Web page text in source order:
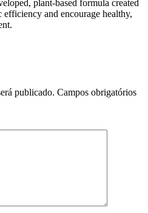
plant-based formula created
and encourage healthy,
publicado. Campos obrigatórios